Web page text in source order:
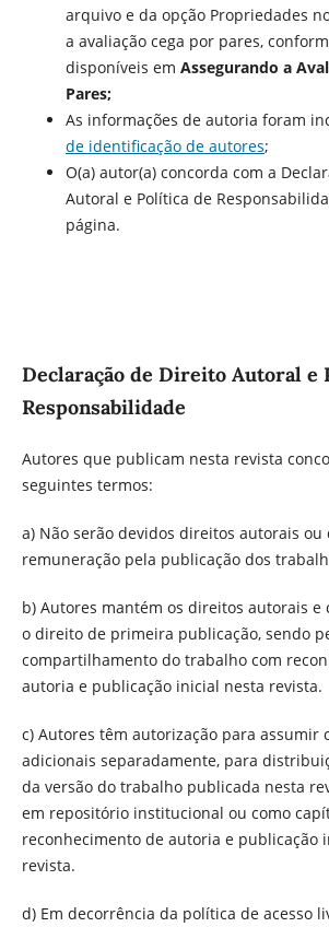
arquivo e da opção Propriedades
a avaliação cega por pares,
disponíveis em Assegurando a
Pares;
As informações de autoria foram
de identificação de autores;
O(a) autor(a) concorda com a
Autoral e Política de
página.
Declaração de Direito Autoral e
Responsabilidade
Autores que publicam nesta revista
seguintes termos:
a) Não serão devidos direitos autorais
remuneração pela publicação dos
b) Autores mantém os direitos autorais e
o direito de primeira publicação, sendo
compartilhamento do trabalho com
autoria e publicação inicial nesta revista.
c) Autores têm autorização para assumir
adicionais separadamente, para
da versão do trabalho publicada nesta
em repositório institucional ou como
reconhecimento de autoria e publicação
revista.
d) Em decorrência da política de acesso